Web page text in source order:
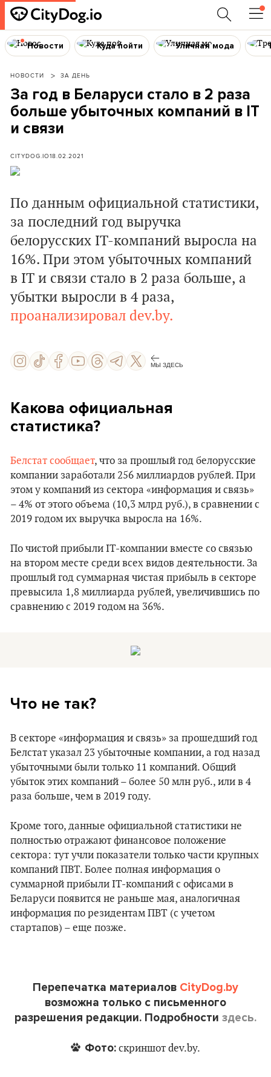
Новости Куда пойти Уличная мода
НОВОСТИ ЗА ДЕНЬ
За год в Беларуси стало в 2 раза
больше убыточных компаний в ІТ
и связи
CITYDOG.IO18.02.2021
По данным официальной статистики,
за последний год выручка
белорусских ІТ-компаний выросла на
16%. При этом убыточных компаний
в ІТ и связи стало в 2 раза больше, а
убытки выросли в 4 раза,
проанализировал dev.by.
МЫ ЗДЕСЬ
Какова официальная
статистика?
Белстат сообщает, что за прошлый год белорусские
компании заработали 256 миллиардов рублей. При
этом у компаний из сектора «информация и связь»
– 4% от этого объема (10,3 млрд руб.), в сравнении с
2019 годом их выручка выросла на 16%.
По чистой прибыли ІТ-компании вместе со связью
на втором месте среди всех видов деятельности. За
прошлый год суммарная чистая прибыль в секторе
превысила 1,8 миллиарда рублей, увеличившись по
сравнению с 2019 годом на 36%.
Что не так?
В секторе «информация и связь» за прошедший год
Белстат указал 23 убыточные компании, а год назад
убыточными были только 11 компаний. Общий
убыток этих компаний – более 50 млн руб., или в 4
раза больше, чем в 2019 году.
Кроме того, данные официальной статистики не
полностью отражают финансовое положение
сектора: тут учли показатели только части крупных
компаний ПВТ. Более полная информация о
суммарной прибыли ІТ-компаний с офисами в
Беларуси появится не раньше мая, аналогичная
информация по резидентам ПВТ (с учетом
стартапов) – еще позже.
Перепечатка материалов CityDog.by
возможна только с письменного
разрешения редакции. Подробности здесь.
Фото: скриншот dev.by.